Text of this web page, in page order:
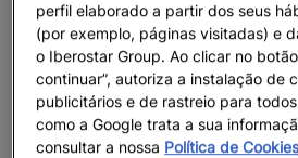
perfil elaborado a partir dos seus
(por exemplo, páginas visitadas) e
o Iberostar Group. Ao clicar no
continuar”, autoriza a instalação de
publicitários e de rastreio para
como a Google trata a sua
consultar a nossa Política de